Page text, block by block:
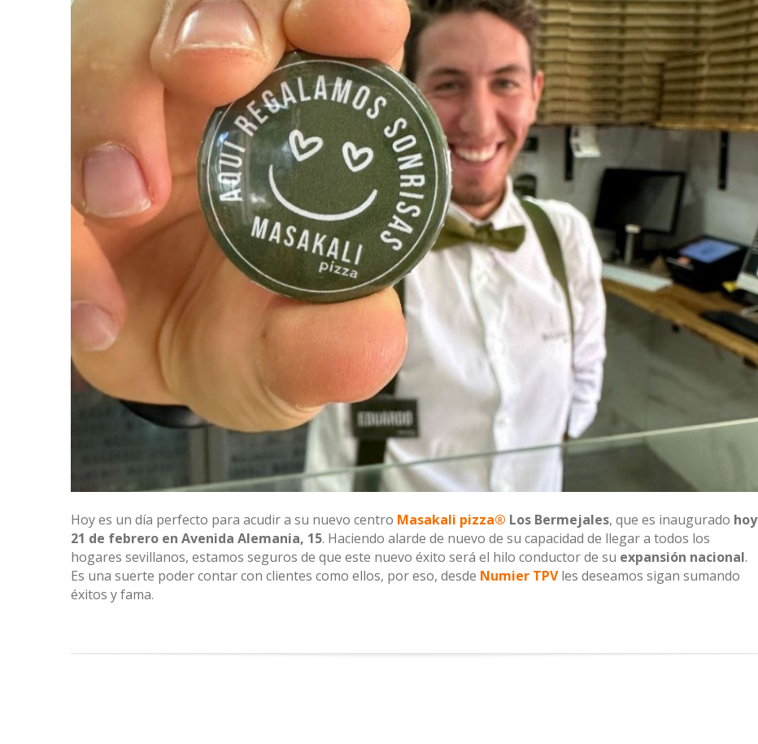
Hoy es un día perfecto para acudir a su nuevo centro Masakali pizza® Los Bermejales, que es inaugurado hoy
21 de febrero en Avenida Alemania, 15. Haciendo alarde de nuevo de su capacidad de llegar a todos los
hogares sevillanos, estamos seguros de que este nuevo éxito será el hilo conductor de su expansión nacional.
Es una suerte poder contar con clientes como ellos, por eso, desde Numier TPVles deseamos sigan sumando
éxitos y fama.